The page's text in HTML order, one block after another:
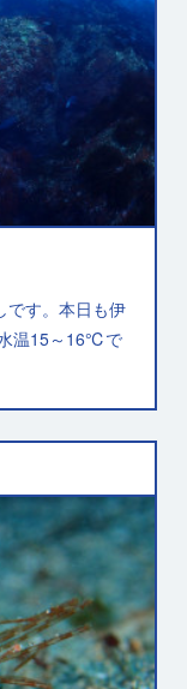
です。本日も伊
温15～16℃で